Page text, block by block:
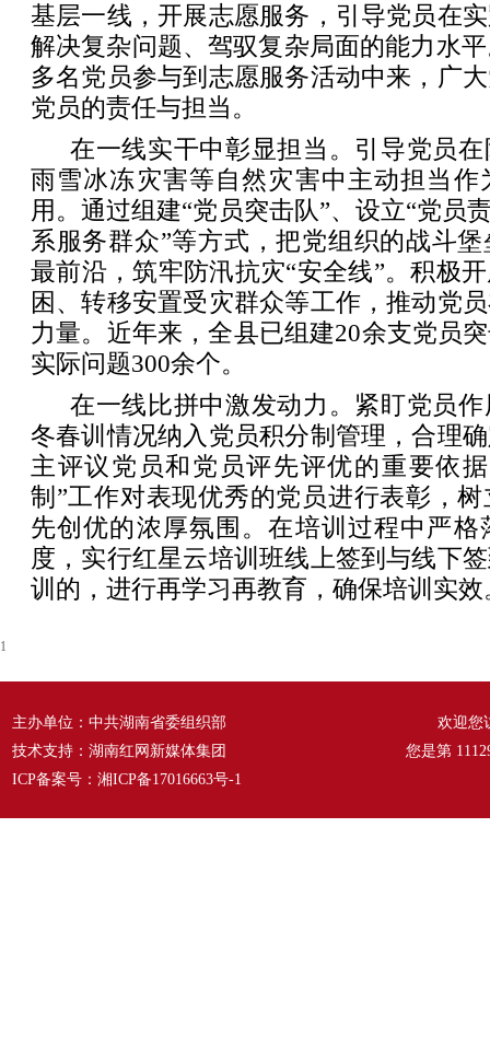
基层一线，开展志愿服务，引导党员在
解决复杂问题、驾驭复杂局面的能力水
多名党员参与到志愿服务活动中来，广
党员的责任与担当。
在一线实干中彰显担当。引导党员
雨雪冰冻灾害等自然灾害中主动担当作
用。通过组建“党员突击队”、设立“党员
系服务群众”等方式，把党组织的战斗
最前沿，筑牢防汛抗灾“安全线”。积极
困、转移安置受灾群众等工作，推动党
力量。近年来，全县已组建20余支党员
实际问题300余个。
在一线比拼中激发动力。紧盯党员
冬春训情况纳入党员积分制管理，合理
主评议党员和党员评先评优的重要依
制”工作对表现优秀的党员进行表彰，
先创优的浓厚氛围。在培训过程中严格
度，实行红星云培训班线上签到与线下
训的，进行再学习再教育，确保培训实效
1
主办单位：中共湖南省委组织部
技术支持：湖南红网新媒体集团
ICP备案号： 湘ICP备17016663号-1
欢迎您
您是第